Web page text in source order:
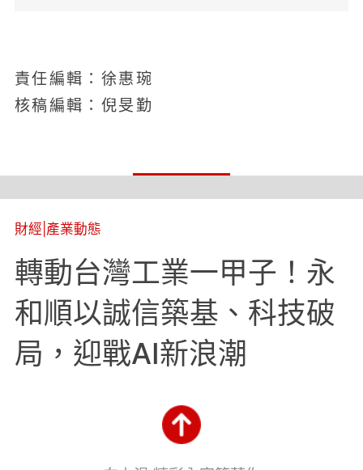
責任編輯：徐惠琬
核稿編輯：倪旻勤
財經 產業動態
轉動台灣工業一甲子！永
和順以誠信築基、科技破
局，迎戰AI新浪潮